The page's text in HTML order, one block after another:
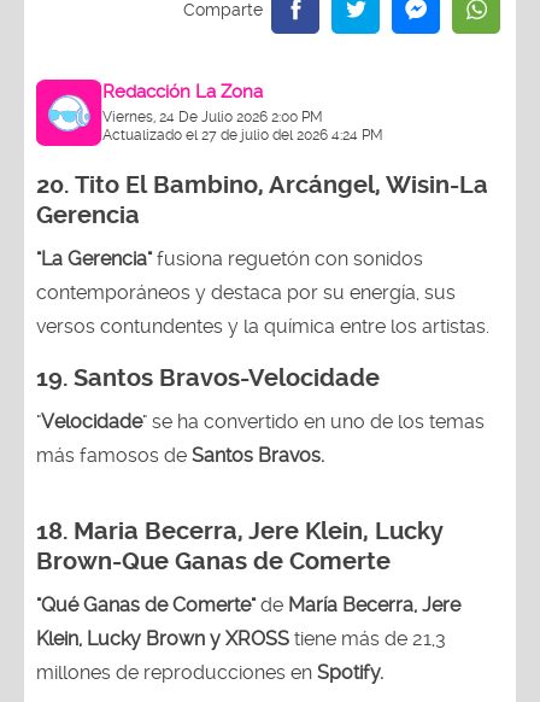
Redacción La Zona
Viernes, 24 De Julio 2026 2:00 PM
Actualizado el 27 de julio del 2026 4:24 PM
20. Tito El Bambino, Arcángel, Wisin-La
Gerencia
"La Gerencia"fusiona reguetón con sonidos
contemporáneos y destaca por su energía, sus
versos contundentes y la química entre los artistas.
19. Santos Bravos-Velocidade
"Velocidade" se ha convertido en uno de los temas
más famosos de Santos Bravos.
18. Maria Becerra, Jere Klein, Lucky
Brown-Que Ganas de Comerte
"Qué Ganas de Comerte"de María Becerra, Jere
Klein, Lucky Brown y XROSS tiene más de 21,3
millones de reproducciones en Spotify.